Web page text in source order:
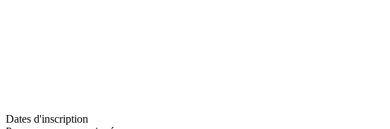
Dates d'inscription